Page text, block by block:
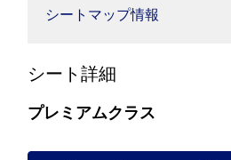
シートマップ情報
シート詳細
プレミアムクラス